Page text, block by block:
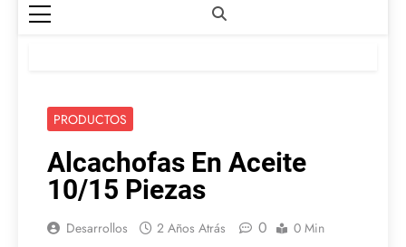
PRODUCTOS
Alcachofas En Aceite
10/15 Piezas
Desarrollos 2 Años Atrás 0 0 Min